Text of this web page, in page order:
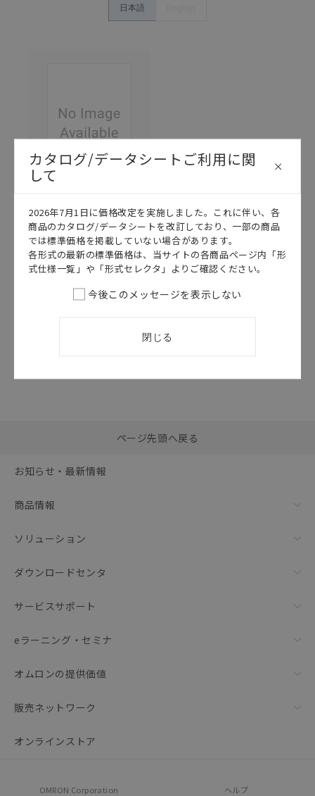
日本語
カタログ 日本語
1ZAP2 / 1VAP2
1ZAP2, 1VAP2
データシート
括ダウンロード
ページ先頭へ戻る
お知らせ・最新情報
商品情報
ソリューション
ダウンロードセンタ
サービスサポート
eラーニング・セミナ
オムロンの提供価値
販売ネットワーク
オンラインストア
OMRON Corporation ヘルプ
カタログ/データシートご利用に関
して
2026年7月1日に価格改定を実施しました。これに伴い、各
商品のカタログ/データシートを改訂しており、一部の商品
では標準価格を掲載していない場合があります。
各形式の最新の標準価格は、当サイトの各商品ページ内「形
式仕様一覧」や「形式セレクタ」よりご確認ください。
今後このメッセージを表示しない
閉じる